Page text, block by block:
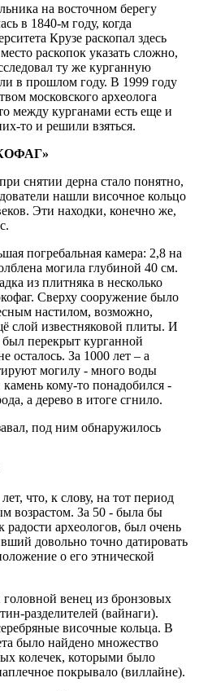
на восточном берегу
в 1840-м году, когда
Крузе раскопал здесь
раскопок указать сложно,
ту же курганную
в прошлом году. В 1999 году
московского археолога
между курганами есть еще и
то и решили взяться.
снятии дерна стало понятно,
нашли височное кольцо
Эти находки, конечно же,
погребальная камера: 2,8 на
могила глубиной 40 см.
из плитняка в несколько
Сверху сооружение было
настилом, возможно,
слой известняковой плиты. И
был перекрыт курганной
осталось. За 1000 лет – а
могилу - много воды
кому-то понадобился -
а дерево в итоге сгнило.
под ним обнаружилось
что, к слову, на тот период
возрастом. За 50 - была бы
археологов, был очень
довольно точно датировать
о его этнической
венец из бронзовых
разделителей (вайнаги).
височные кольца. В
было найдено множество
колечек, которыми было
покрывало (виллайне).